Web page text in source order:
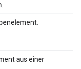
aus einer